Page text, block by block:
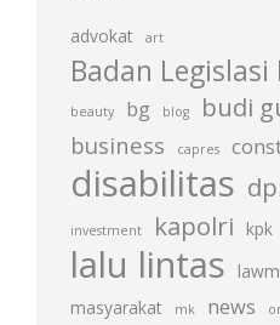
advokat art
Badan
beauty bg blog budi
business capres
disabilitas
investment kapolri kpk
lalu lintas
masyarakat mk news